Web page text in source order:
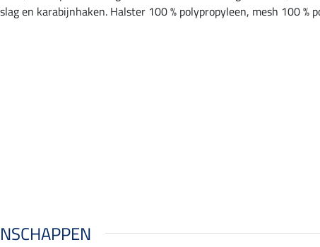
en karabijnhaken. Halster 100 % polypropyleen, mesh 100 %